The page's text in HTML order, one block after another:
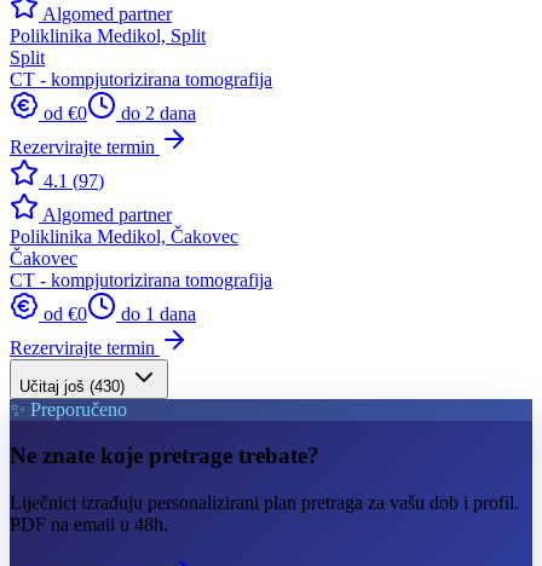
Algomed partner
Poliklinika Medikol, Split
Split
CT - kompjutorizirana tomografija
od €0
do 2 dana
Rezervirajte termin
4.1 (97)
Algomed partner
Poliklinika Medikol, Čakovec
Čakovec
CT - kompjutorizirana tomografija
od €0
do 1 dana
Rezervirajte termin
Učitaj još (430)
✨ Preporučeno
Ne znate koje pretrage trebate?
Liječnici izrađuju personalizirani plan pretraga za vašu dob i profil.
PDF na email u 48h.